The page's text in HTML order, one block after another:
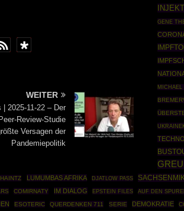
WEITER
2025-11-22 – Der
Review-Studie
Versagen der
Pandemiepolitik
GENE
MICHAEL
LUMUMBAS AFRIKA DJATLOW PASS
COMIRNATY IM DIALOG EPSTEIN FILES AUF DEN
ESOTERIC QUERDENKEN 711 SERIE DEMOKRATIE